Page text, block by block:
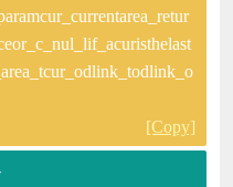
[Copy]